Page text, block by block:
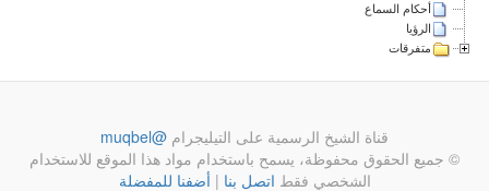
أحكام السماع
الرؤيا
متفرقات
قناة الشيخ الرسمية على التيليجرام @muqbel
© جميع الحقوق محفوظة، يسمح باستخدام مواد هذا الموقع للاستخدام
الشخصي فقط اتصل بنا | أضفنا للمفضلة